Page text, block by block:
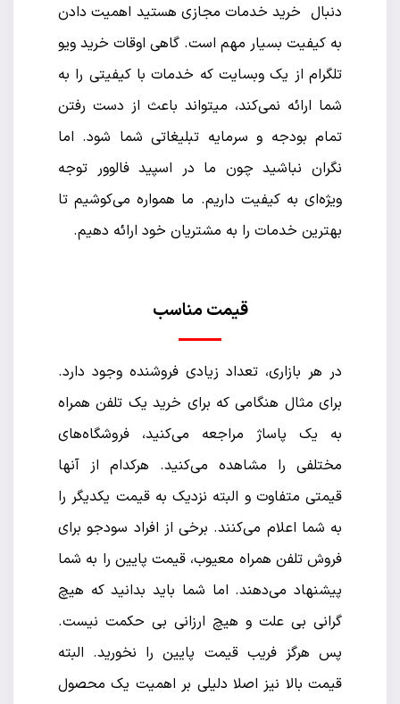
دنبال خرید خدمات مجازی هستید اهمیت دادن
به کیفیت بسیار مهم است. گاهی اوقات خرید ویو
تلگرام از یک وبسایت که خدمات با کیفیتی را به
شما ارائه نمی‌کند، میتواند باعث از دست رفتن
تمام بودجه و سرمایه تبلیغاتی شما شود. اما
نگران نباشید چون ما در اسپید فالوور توجه
ویژه‌ای به کیفیت داریم. ما همواره می‌کوشیم تا
بهترین خدمات را به مشتریان خود ارائه دهیم.
قیمت مناسب
در هر بازاری، تعداد زیادی فروشنده وجود دارد.
برای مثال هنگامی که برای خرید یک تلفن همراه
به یک پاساژ مراجعه می‌کنید، فروشگاه‌های
مختلفی را مشاهده می‌کنید. هرکدام از آنها
قیمتی متفاوت و البته نزدیک به قیمت یکدیگر را
به شما اعلام می‌کنند. برخی از افراد سودجو برای
فروش تلفن همراه معیوب، قیمت پایین را به شما
پیشنهاد می‌دهند. اما شما باید بدانید که هیچ
گرانی بی علت و هیچ ارزانی بی حکمت نیست.
پس هرگز فریب قیمت پایین را نخورید. البته
قیمت بالا نیز اصلا دلیلی بر اهمیت یک محصول